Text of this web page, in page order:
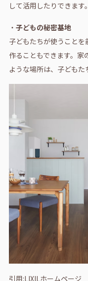
して活用したりできます。
・ 子どもの秘密基地
子どもたちが使うこと
作ることもできます。家
ような場所は、子どもた
引用:LIXILホームページ